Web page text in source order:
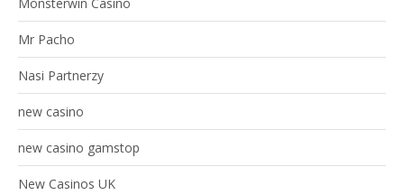
Mr Pacho
Nasi Partnerzy
new casino
new casino gamstop
New Casinos UK